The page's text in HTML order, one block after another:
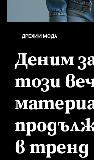
ДРЕХИ И МОДА
Деним
този
в тренд